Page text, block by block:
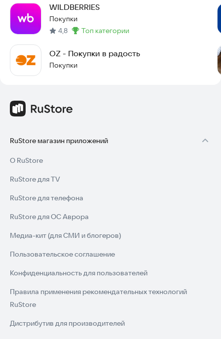
WILDBERRIES
Покупки
4,8
Метка:
топ категории
OZ - Покупки в радость
Покупки
RuStore магазин приложений
О RuStore
RuStore для TV
RuStore для телефона
RuStore для ОС Аврора
Медиа-кит (для СМИ и блогеров)
Пользовательское соглашение
Конфиденциальность для пользователей
Правила применения рекомендательных технологий
RuStore
Дистрибутив для производителей